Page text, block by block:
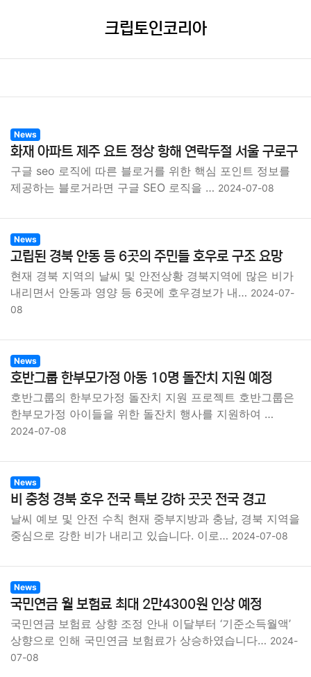
크립토인코리아
News
화재 아파트 제주 요트 정상 항해 연락두절 서울 구로구
구글 seo 로직에 따른 블로거를 위한 핵심 포인트 정보를
제공하는 블로거라면 구글 SEO 로직을 … 2024-07-08
News
고립된 경북 안동 등 6곳의 주민들 호우로 구조 요망
현재 경북 지역의 날씨 및 안전상황 경북지역에 많은 비가
내리면서 안동과 영양 등 6곳에 호우경보가 내… 2024-07-
08
News
호반그룹 한부모가정 아동 10명 돌잔치 지원 예정
호반그룹의 한부모가정 돌잔치 지원 프로젝트 호반그룹은
한부모가정 아이들을 위한 돌잔치 행사를 지원하여 …
2024-07-08
News
비 충청 경북 호우 전국 특보 강하 곳곳 전국 경고
날씨 예보 및 안전 수칙 현재 중부지방과 충남, 경북 지역을
중심으로 강한 비가 내리고 있습니다. 이로… 2024-07-08
News
국민연금 월 보험료 최대 2만4300원 인상 예정
국민연금 보험료 상향 조정 안내 이달부터 ‘기준소득월액’
상향으로 인해 국민연금 보험료가 상승하였습니다… 2024-
07-08